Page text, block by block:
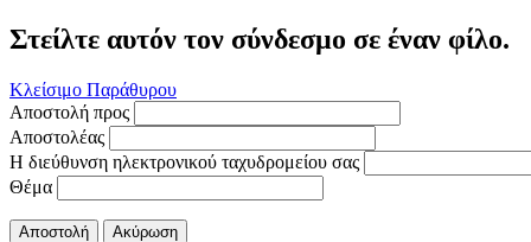
Στείλτε αυτόν τον σύνδεσμο σε έναν φίλο.
Κλείσιμο Παράθυρου
Αποστολή προς
Αποστολέας
Η διεύθυνση ηλεκτρονικού ταχυδρομείου σας
Θέμα
Αποστολή Ακύρωση